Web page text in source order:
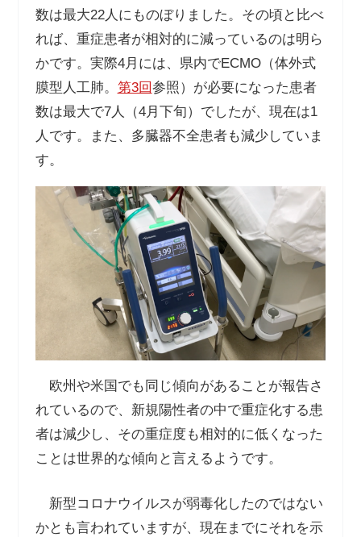
数は最大22人にものぼりました。その頃と比べ
れば、重症患者が相対的に減っているのは明ら
かです。実際4月には、県内でECMO（体外式
膜型人工肺。 第3回参照）が必要になった患者
数は最大で7人（4月下旬）でしたが、現在は1
人です。また、多臓器不全患者も減少していま
す。
欧州や米国でも同じ傾向があることが報告さ
れているので、新規陽性者の中で重症化する患
者は減少し、その重症度も相対的に低くなった
ことは世界的な傾向と言えるようです。
新型コロナウイルスが弱毒化したのではない
かとも言われていますが、現在までにそれを示